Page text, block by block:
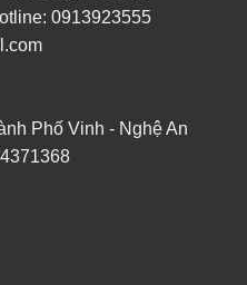
0913923555
Phố Vinh - Nghệ An